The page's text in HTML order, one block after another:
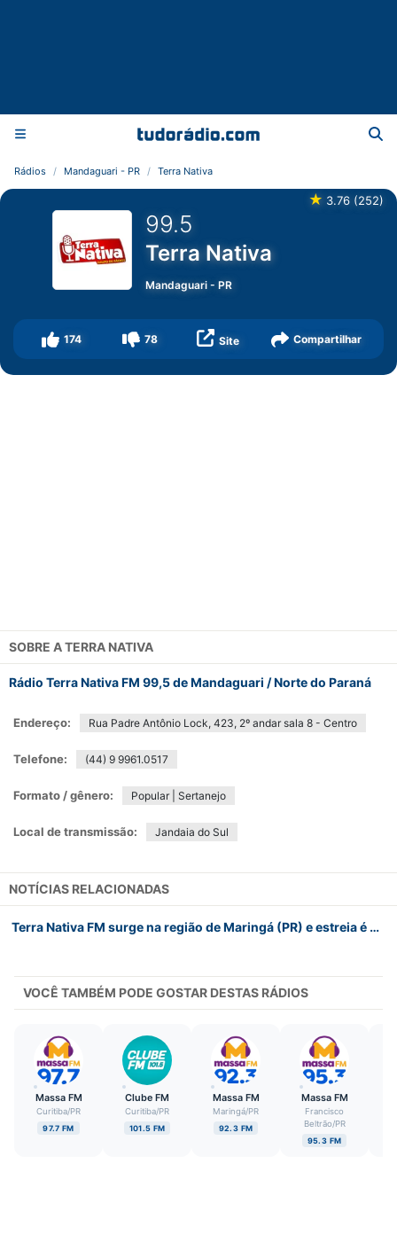
Rádios Mandaguari - PR Terra Nativa
★ 3.76 (252)
99.5
Terra Nativa
Mandaguari -PR
174 78 Site Compartilhar
SOBRE ATERRA NATIVA
Rádio Terra Nativa FM 99,5 de Mandaguari / Norte do Paraná
Endereço: Rua Padre Antônio Lock, 423, 2º andar sala 8 - Centro
Telefone: (44) 9 9961.0517
Formato / gênero: Popular | Sertanejo
Local de transmissão: Jandaia do Sul
NOTÍCIAS RELACIONADAS
Terra Nativa FM surge na região de Maringá (PR) e estreia é prevista para abril
VOCÊ TAMBÉM PODE GOSTAR DESTAS RÁDIOS
Massa FM
Curitiba/PR
97.7 FM
Clube FM
Curitiba/PR
101.5 FM
Massa FM
Maringá/PR
92.3 FM
Massa FM
Francisco
Beltrão/PR
95.3 FM